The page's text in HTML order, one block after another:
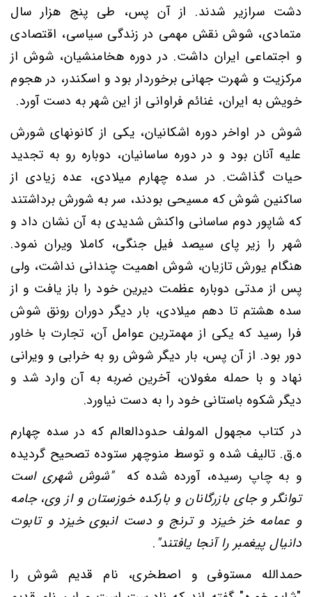
دشت سرازیر شدند. از آن پس، طی پنج هزار سال
متمادی، شوش نقش مهمی در زندگی سیاسی، اقتصادی
و اجتماعی ایران داشت. در دوره هخامنشیان، شوش از
مرکزیت و شهرت جهانی برخوردار بود و اسکندر، در هجوم
خویش به ایران، غنائم فراوانی از این شهر به دست آورد.
شوش در اواخر دوره اشکانیان، یکی از کانونهای شورش
علیه آنان بود و در دوره ساسانیان، دوباره رو به تجدید
حیات گذاشت. در سده چهارم میلادی، عده زیادی از
ساکنین شوش که مسیحی بودند، سر به شورش برداشتند
که شاپور دوم ساسانی واکنش شدیدی به آن نشان داد و
شهر را زیر پای سیصد فیل جنگی، کاملا ویران نمود.
هنگام یورش تازیان، شوش اهمیت چندانی نداشت، ولی
پس از مدتی دوباره عظمت دیرین خود را باز یافت و از
سده هشتم تا دهم میلادی، بار دیگر دوران رونق شوش
فرا رسید که یکی از مهمترین عوامل آن، تجارت با خاور
دور بود. از آن پس، بار دیگر شوش رو به خرابی و ویرانی
نهاد و با حمله مغولان، آخرین ضربه به آن وارد شد و
دیگر شکوه باستانی خود را به دست نیاورد.
در کتاب مجهول المولف حدودالعالم که در سده چهارم
ه.ق. تالیف شده و توسط منوچهر ستوده تصحیح گردیده
و به چاپ رسیده، آورده شده که"شوش شهری است
توانگر و جای بازرگانان و بارکده خوزستان و از وی، جامه
و عمامه خز خیزد و ترنج و دست انبوی خیزد و تابوت
دانیال پیغمبر را آنجا یافتند".
حمدالله مستوفی و اصطخری، نام قدیم شوش را